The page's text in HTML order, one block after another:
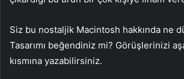
Siz bu nostaljik Macintosh hakkında ne
Tasarımı beğendiniz mi? Görüşlerinizi
kısmına yazabilirsiniz.